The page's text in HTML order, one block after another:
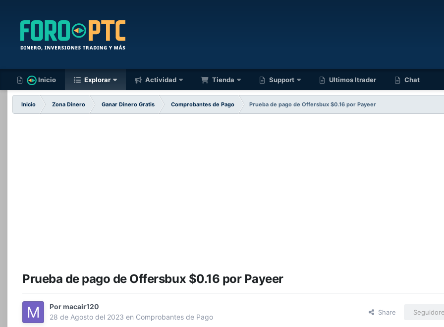
Inicio Explorar Actividad Tienda Support Ultimos Itrader Chat
Inicio Zona Dinero Ganar Dinero Gratis Comprobantes de Pago Prueba de pago de Offersbux $0.16 por Payeer
Prueba de pago de Offersbux $0.16 por Payeer
Pormacair120
28 de Agosto del 2023 en Comprobantes de Pago
Share